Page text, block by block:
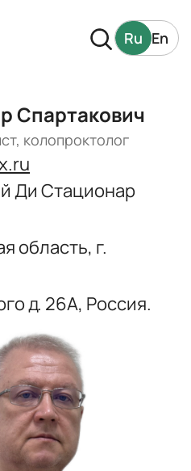
Ru En
Спартакович
колопроктолог
Ди Стационар
область, г.
д. 26А, Россия.